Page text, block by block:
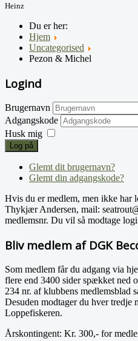
Heinz
Du er her:
Hjem
Uncategorised
Pezon & Michel
Logind
Brugernavn
Adgangskode
Husk mig
Log på
Glemt dit brugernavn?
Glemt din adgangskode?
Hvis du er medlem, men ikke har
Thykjær Andersen, mail:
medlemsnr. Du vil så modtage
Bliv medlem af DGK
Som medlem får du adgang via
flere end 3400 sider spækket ned
234 nr. af klubbens medlemsblad
Desuden modtager du hver tredje
Loppefiskeren.
Årskontingent: Kr. 300,- for